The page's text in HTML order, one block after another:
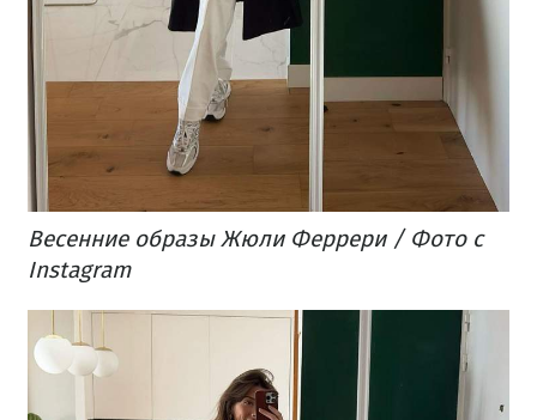
Весенние образы Жюли Феррери / Фото с
Instagram